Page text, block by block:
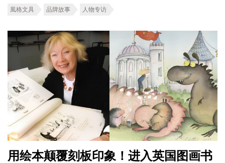
風格文具 品牌故事 人物专访
用绘本颠覆刻板印象！进入英国图画书